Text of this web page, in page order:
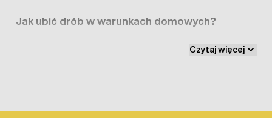
Jak ubić drób w warunkach domowych?
i jego skubanie, to czynności które wielu
humanitarnie, nie narażając zwierząt na długotrwałe
Czytaj więcej